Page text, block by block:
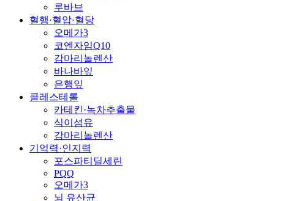
루바브
혈행·혈압·혈당
오메가3
코엔자임Q10
감마리놀렌산
바나바잎
은행잎
콜레스테롤
카테킨·녹차추출물
식이섬유
감마리놀렌산
기억력·인지력
포스파티딜세린
PQQ
오메가3
뇌 유산균